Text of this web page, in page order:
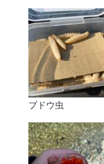
ブドウ虫